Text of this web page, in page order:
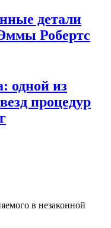
детали
Робертс
одной из
процедур
в незаконной